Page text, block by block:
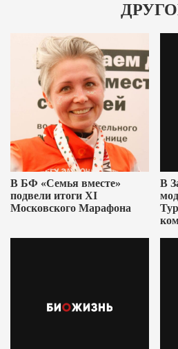
В БФ «Семья вместе»
подвели итоги XI
Московского Марафона
В